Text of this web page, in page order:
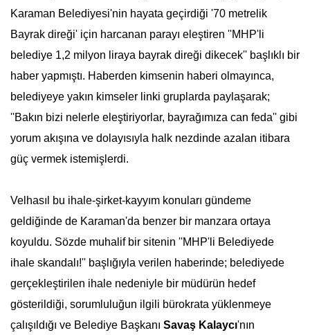
Karaman Belediyesi'nin hayata geçirdiği '70 metrelik
Bayrak direği' için harcanan parayı eleştiren ''MHP'li
belediye 1,2 milyon liraya bayrak direği dikecek'' başlıklı bir
haber yapmıştı. Haberden kimsenin haberi olmayınca,
belediyeye yakın kimseler linki gruplarda paylaşarak;
''Bakın bizi nelerle eleştiriyorlar, bayrağımıza can feda'' gibi
yorum akışına ve dolayısıyla halk nezdinde azalan itibara
güç vermek istemişlerdi.
Velhasıl bu ihale-şirket-kayyım konuları gündeme
geldiğinde de Karaman'da benzer bir manzara ortaya
koyuldu. Sözde muhalif bir sitenin ''MHP'li Belediyede
ihale skandalı!'' başlığıyla verilen haberinde; belediyede
gerçekleştirilen ihale nedeniyle bir müdürün hedef
gösterildiği, sorumluluğun ilgili bürokrata yüklenmeye
çalışıldığı ve Belediye Başkanı Savaş Kalaycı'nın